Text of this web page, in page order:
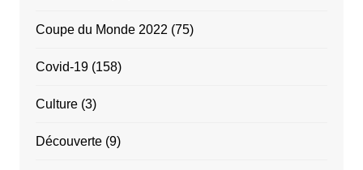
Coupe du Monde 2022 (75)
Covid-19(158)
Culture(3)
Découverte(9)